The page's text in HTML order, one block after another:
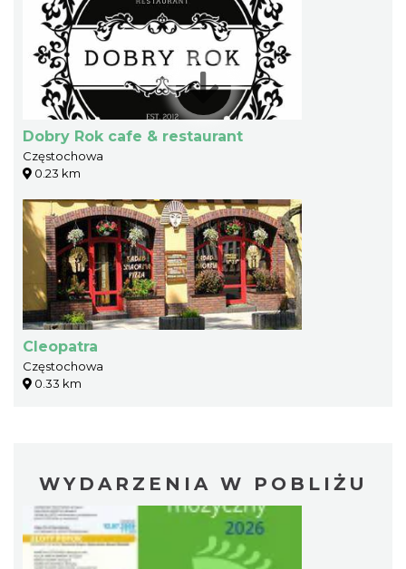
Dobry Rok cafe & restaurant
Częstochowa
0.23 km
Cleopatra
Częstochowa
0.33 km
WYDARZENIA W POBLIŻU